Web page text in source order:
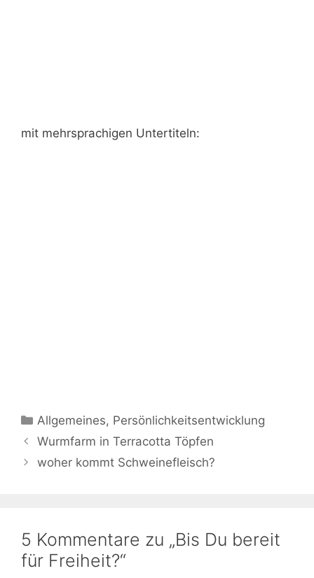
mit mehrsprachigen Untertiteln:
Kategorien
Allgemeines, Persönlichkeitsentwicklung
Wurmfarm in Terracotta Töpfen
woher kommt Schweinefleisch?
5 Kommentare zu „Bis Du bereit
für Freiheit?“